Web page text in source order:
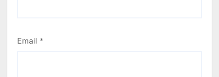
Email *